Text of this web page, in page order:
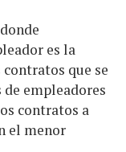
es la
que se
empleadores
contratos a
el menor